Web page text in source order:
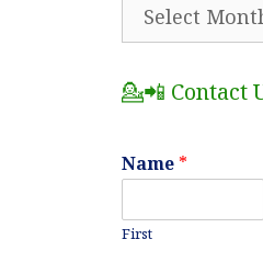
💁📲 Contact
Name *
First